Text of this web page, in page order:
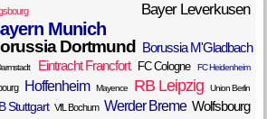
Bayer Leverkusen
Munich
Dortmund Borussia M'Gladbach
Eintracht Francfort FC Cologne FC Heidenheim
Hoffenheim Mayence RB Leipzig Union Berlin
Stuttgart VfL Bochum Werder Breme Wolfsbourg